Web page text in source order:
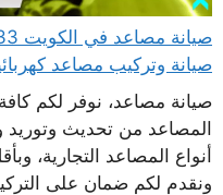
صيانة وتركيب مصاعد
صيانة مصاعد، نوفر لكم
المصاعد من تحديث وتوريد
أنواع المصاعد التجارية،
ونقدم لكم ضمان على